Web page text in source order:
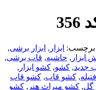
برچسب: ابزار , ابزار برشی,
ابزار , حاشیه, قاب برشی,
جدید, کشو, کشو ابزار ,
, کشو قاب, کشو قاب
گل, کشو میراث هنر , کشو